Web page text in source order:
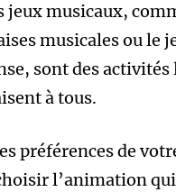
jeux musicaux,
musicales ou le
sont des
à tous.
préférences de
l’animation